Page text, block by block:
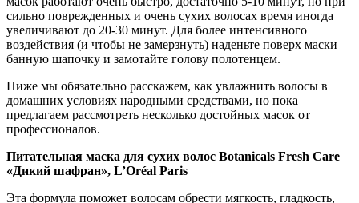
сильно поврежденных и очень сухих волосах время иногда
увеличивают до 20-30 минут. Для более интенсивного
воздействия (и чтобы не замерзнуть) наденьте поверх маски
банную шапочку и замотайте голову полотенцем.
Ниже мы обязательно расскажем, как увлажнить волосы в
домашних условиях народными средствами, но пока
предлагаем рассмотреть несколько достойных масок от
профессионалов.
Питательная маска для сухих волос Botanicals Fresh Care
«Дикий шафран», L’Oréal Paris
Эта формула поможет волосам обрести мягкость, гладкость,